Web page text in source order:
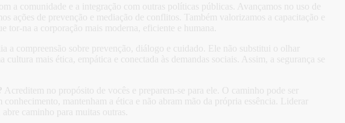
a comunidade e a integração com outras políticas públicas. Avançamos no uso de
ações de prevenção e mediação de conflitos. Também valorizamos a capacitação e
na a corporação mais moderna, eficiente e humana.
a compreensão sobre prevenção, diálogo e cuidado. Ele não substitui o olhar
mais ética, empática e conectada às demandas sociais. Assim, a segurança se
Acreditem no propósito de vocês e preparem-se para ele. O caminho pode ser
mantenham a ética e não abram mão da própria essência. Liderar
caminho para muitas outras.